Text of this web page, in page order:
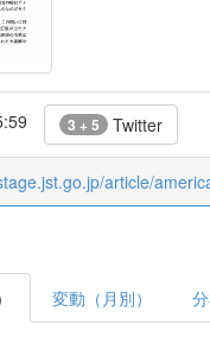
3 + 5 Twitter
article/
変動（月別）